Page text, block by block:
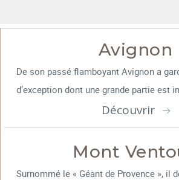
Avignon
De son passé flamboyant Avignon a
d’exception dont une grande partie est
Découvrir
Mont
Surnommé le « Géant de Provence », il